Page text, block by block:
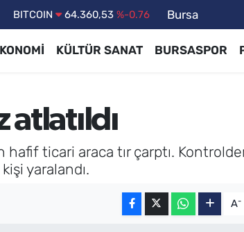
DOLAR 47,7069 %0.17
BİST100
13.887
Bursa
KÜLTÜR SANAT BURSASPOR
ticari araca tır çarptı.
yaralandı.
A-